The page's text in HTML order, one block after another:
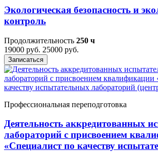
Экологическая безопасность и
контроль
Продолжительность 250 ч
19000 руб. 25000 руб.
Записаться
Профессиональная переподготовка
Деятельность аккредитованных
лабораторий с присвоением
«Специалист по качеству